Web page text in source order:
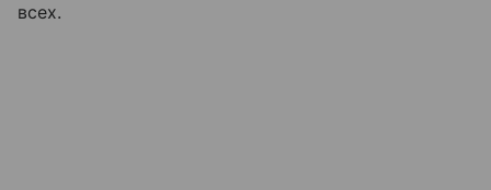
всех.